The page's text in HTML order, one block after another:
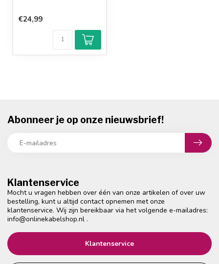
€24,99
Klantenservice
Mocht u vragen hebben over één van onze artikelen of over uw
bestelling, kunt u altijd contact opnemen met onze
klantenservice. Wij zijn bereikbaar via het volgende e-mailadres:
info@onlinekabelshop.nl .
Klantenservice
Abonneer je op onze nieuwsbrief!